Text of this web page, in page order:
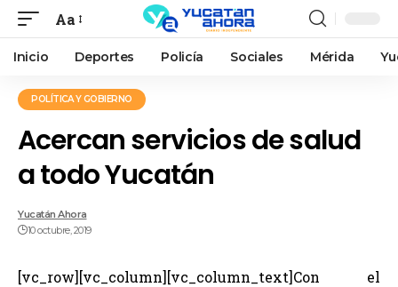
Aa
Inicio Deportes Policía Sociales Mérida
POLÍTICA Y GOBIERNO
Acercan servicios de salud
a todo Yucatán
Yucatán Ahora
10 octubre, 2019
[vc_row][vc_column][vc_column_text]Con el